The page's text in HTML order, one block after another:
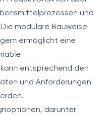
und
modulare Bauweise
ermöglicht eine
entsprechend den
und Anforderungen
darunter